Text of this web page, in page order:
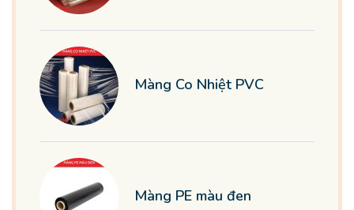
Màng Co Nhiệt PVC
Màng PE màu đen